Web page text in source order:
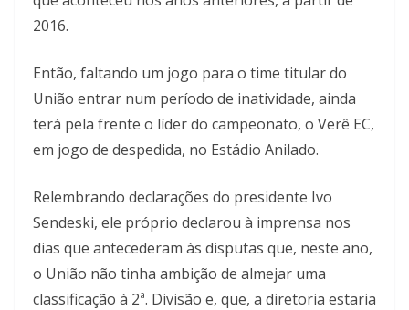
2016.
Então, faltando um jogo para o time titular do
União entrar num período de inatividade, ainda
terá pela frente o líder do campeonato, o Verê EC,
em jogo de despedida, no Estádio Anilado.
Relembrando declarações do presidente Ivo
Sendeski, ele próprio declarou à imprensa nos
dias que antecederam às disputas que, neste ano,
o União não tinha ambição de almejar uma
classificação à 2ª. Divisão e, que, a diretoria estaria